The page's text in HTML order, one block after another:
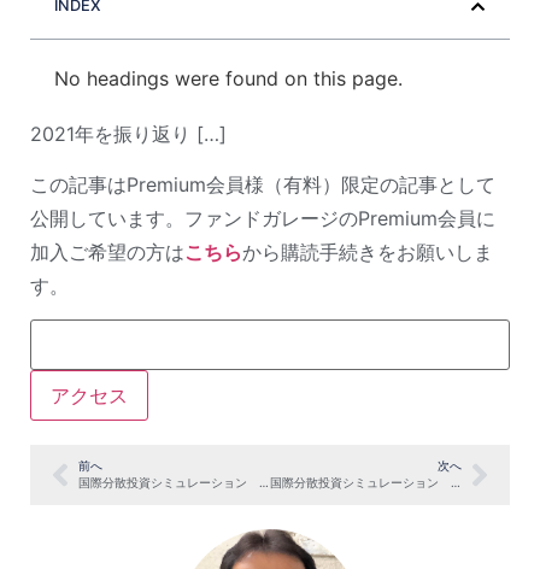
INDEX
No headings were found on this page.
2021年を振り返り […]
この記事はPremium会員様（有料）限定の記事として
公開しています。ファンドガレージのPremium会員に
加入ご希望の方はこちらから購読手続きをお願いしま
す。
前へ
国際分散投資シミュレーション 2021年11月末
次へ
国際分散投資シミュレーション 2021年12月末